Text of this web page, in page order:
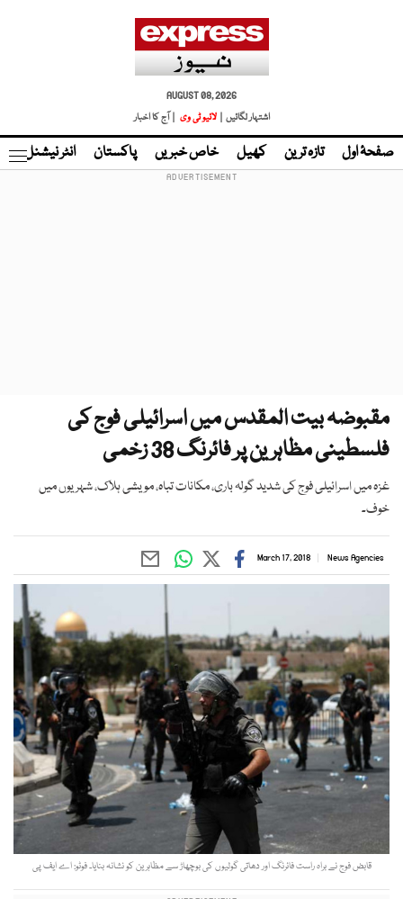
AUGUST 08, 2026
اشتہار لگائیں |
لائیو ٹی وی | آج کا اخبار
صفحۂ اول تازہ ترین کھیل خاص خبریں پاکستان انٹر نیشنل
مقبوضہ بیت المقدس میں اسرائیلی فوج کی
فلسطینی مظاہرین پر فائرنگ 38 زخمی
غزہ میں اسرائیلی فوج کی شدید گولہ باری، مکانات تباہ، مویشی ہلاک، شہریوں میں
خوف۔
News Agencies
March 17, 2018
قابض فوج نے براہ راست فائرنگ اور دھاتی گولیوں کی بوچھاڑ سے مظاہرین کو نشانہ بنایا۔ فوٹو: اے ایف پی